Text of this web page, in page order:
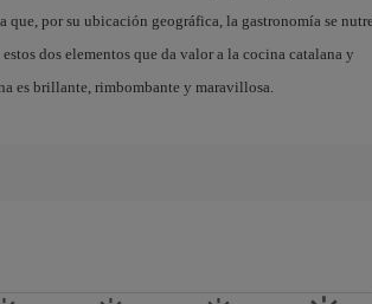
que, por su ubicación geográfica, la gastronomía se nutre
dos elementos que da valor a la cocina catalana y
es brillante, rimbombante y maravillosa.